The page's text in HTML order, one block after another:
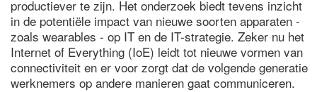
productiever te zijn. Het onderzoek biedt tevens inzicht
in de potentiële impact van nieuwe soorten apparaten -
zoals wearables - op IT en de IT-strategie. Zeker nu het
Internet of Everything (IoE) leidt tot nieuwe vormen van
connectiviteit en er voor zorgt dat de volgende generatie
werknemers op andere manieren gaat communiceren.